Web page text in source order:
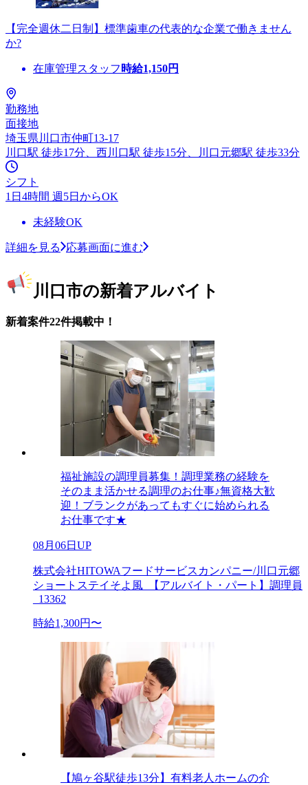
【完全週休二日制】標準歯車の代表的な企業で働きません
か?
在庫管理スタッフ 時給1,150円
勤務地
面接地
埼玉県川口市仲町13-17
川口駅 徒歩17分、西川口駅 徒歩15分、川口元郷駅 徒歩33分
シフト
1日4時間 週5日からOK
未経験OK
詳細を見る 応募画面に進む
川口市の新着アルバイト
新着案件22件掲載中！
福祉施設の調理員募集！調理業務の経験を
そのまま活かせる調理のお仕事♪無資格大歓
迎！ブランクがあってもすぐに始められる
お仕事です★
08月06日UP
株式会社HITOWAフードサービスカンパニー/川口元郷
ショートステイそよ風_【アルバイト・パート】調理員
_13362
時給1,300円〜
【鳩ヶ谷駅徒歩13分】有料老人ホームの介